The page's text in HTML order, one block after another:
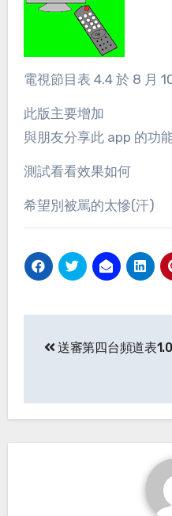
電視節目表 4.4 於 8 月
此版主要增加
與朋友分享此 app 的功
測試看看效果如何
希望別被駡的太慘(汗)
navigation
送審第四台頻道表1.0